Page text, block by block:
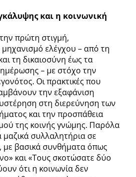
και η κοινωνική
πρώτη στιγμή,
ελέγχου – από τη
τη δικαιοσύνη έως τα
– με στόχο την
Οι πρακτικές που
την εξαφάνιση
στη διερεύνηση των
και την προσπάθεια
της κοινής γνώμης. Παρόλα
συλλαλητήρια σε
βασικά συνθήματα όπως
και «Τους σκοτώσατε δύο
ότι η κοινωνία δεν